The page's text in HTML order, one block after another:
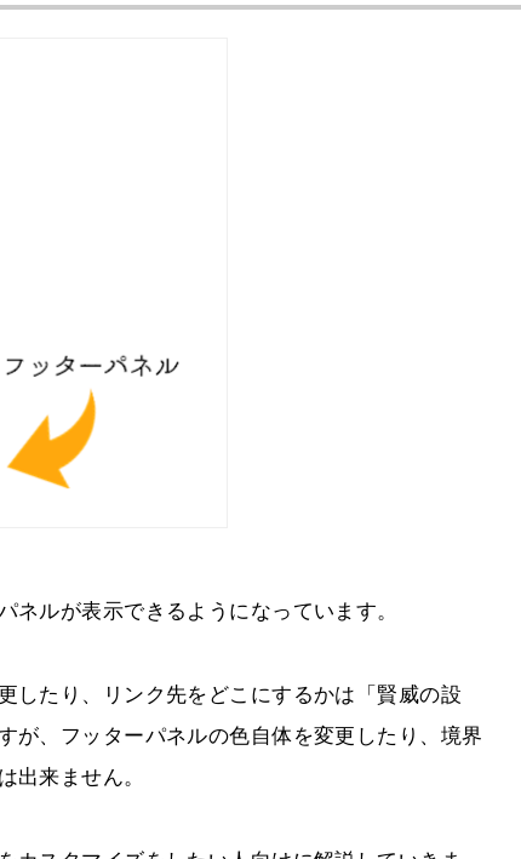
ネルが表示できるようになっています。
したり、リンク先をどこにするかは「賢威の設
が、フッターパネルの色自体を変更したり、境界
出来ません。